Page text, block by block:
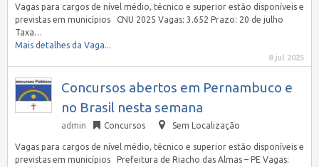
Vagas para cargos de nível médio, técnico e superior estão disponíveis e
previstas em municípios CNU 2025 Vagas: 3.652 Prazo: 20 de julho
Taxa…
Mais detalhes da Vaga...
8 jul 2025
Concursos abertos em Pernambuco e
no Brasil nesta semana
admin Concursos Sem Localização
Vagas para cargos de nível médio, técnico e superior estão disponíveis e
previstas em municípios Prefeitura de Riacho das Almas – PE Vagas: